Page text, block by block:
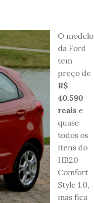
O modelo
da Ford
tem
preço de
R$
40.590
reaise
quase
todos os
itens do
HB20
Comfort
Style 1.0,
mas fica